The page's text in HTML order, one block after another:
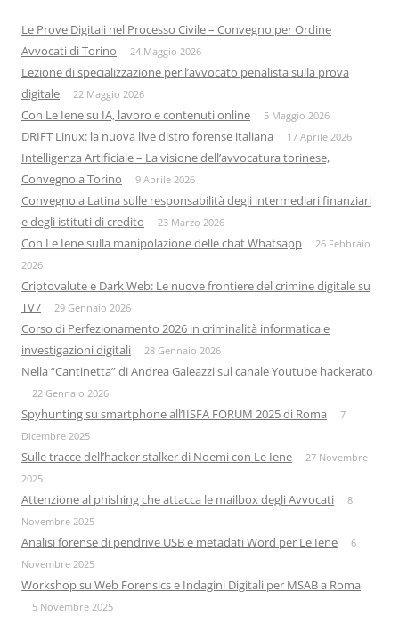
Le Prove Digitali nel Processo Civile – Convegno per Ordine
Avvocati di Torino
24 Maggio 2026
Lezione di specializzazione per l’avvocato penalista sulla prova
digitale
22 Maggio 2026
Con Le Iene su IA, lavoro e contenuti online 5 Maggio 2026
DRIFT Linux: la nuova live distro forense italiana 17 Aprile 2026
Intelligenza Artificiale – La visione dell’avvocatura torinese,
Convegno a Torino
9 Aprile 2026
Convegno a Latina sulle responsabilità degli intermediari finanziari
e degli istituti di credito
23 Marzo 2026
Con Le Iene sulla manipolazione delle chat Whatsapp
26 Febbraio
2026
Criptovalute e Dark Web: Le nuove frontiere del crimine digitale su
TV7
29 Gennaio 2026
Corso di Perfezionamento 2026 in criminalità informatica e
investigazioni digitali
28 Gennaio 2026
Nella “Cantinetta” di Andrea Galeazzi sul canale Youtube hackerato
22 Gennaio 2026
Spyhunting su smartphone all’IISFA FORUM 2025 di Roma
7
Dicembre 2025
Sulle tracce dell’hacker stalker di Noemi con Le Iene
27 Novembre
2025
Attenzione al phishing che attacca le mailbox degli Avvocati
8
Novembre 2025
Analisi forense di pendrive USB e metadati Word per Le Iene
6
Novembre 2025
Workshop su Web Forensics e Indagini Digitali per MSAB a Roma
5 Novembre 2025